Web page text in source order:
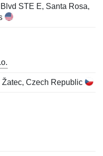
STE E, Santa Rosa,
Žatec, Czech Republic